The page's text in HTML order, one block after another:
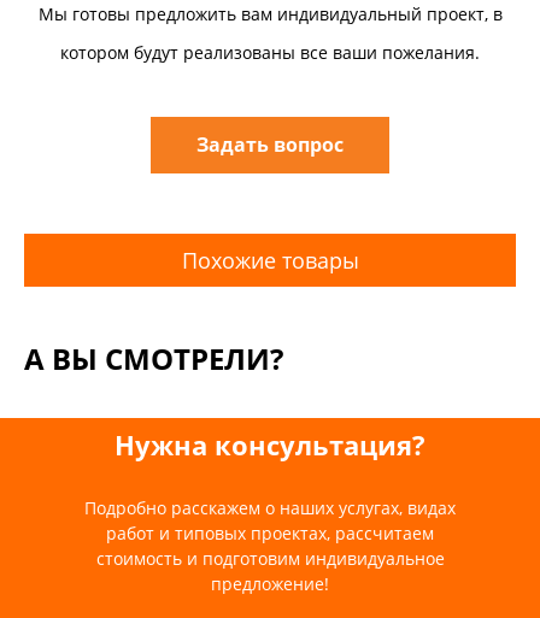
Мы готовы предложить вам индивидуальный проект, в
котором будут реализованы все ваши пожелания.
Задать вопрос
Похожие товары
А ВЫ СМОТРЕЛИ?
Нужна консультация?
Подробно расскажем о наших услугах, видах
работ и типовых проектах, рассчитаем
стоимость и подготовим индивидуальное
предложение!